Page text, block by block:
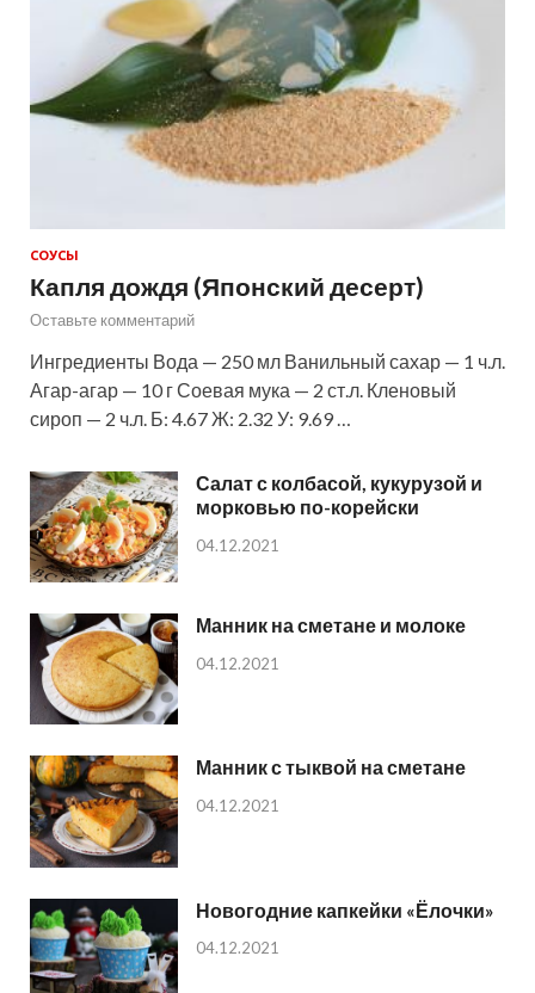
СОУСЫ
Капля дождя (Японский десерт)
Оставьте комментарий
Ингредиенты Вода — 250 мл Ванильный сахар — 1 ч.л.
Агар-агар — 10 г Соевая мука — 2 ст.л. Кленовый
сироп — 2 ч.л. Б: 4.67 Ж: 2.32 У: 9.69 …
Салат с колбасой, кукурузой и
морковью по-корейски
04.12.2021
Манник на сметане и молоке
04.12.2021
Манник с тыквой на сметане
04.12.2021
Новогодние капкейки «Ёлочки»
04.12.2021